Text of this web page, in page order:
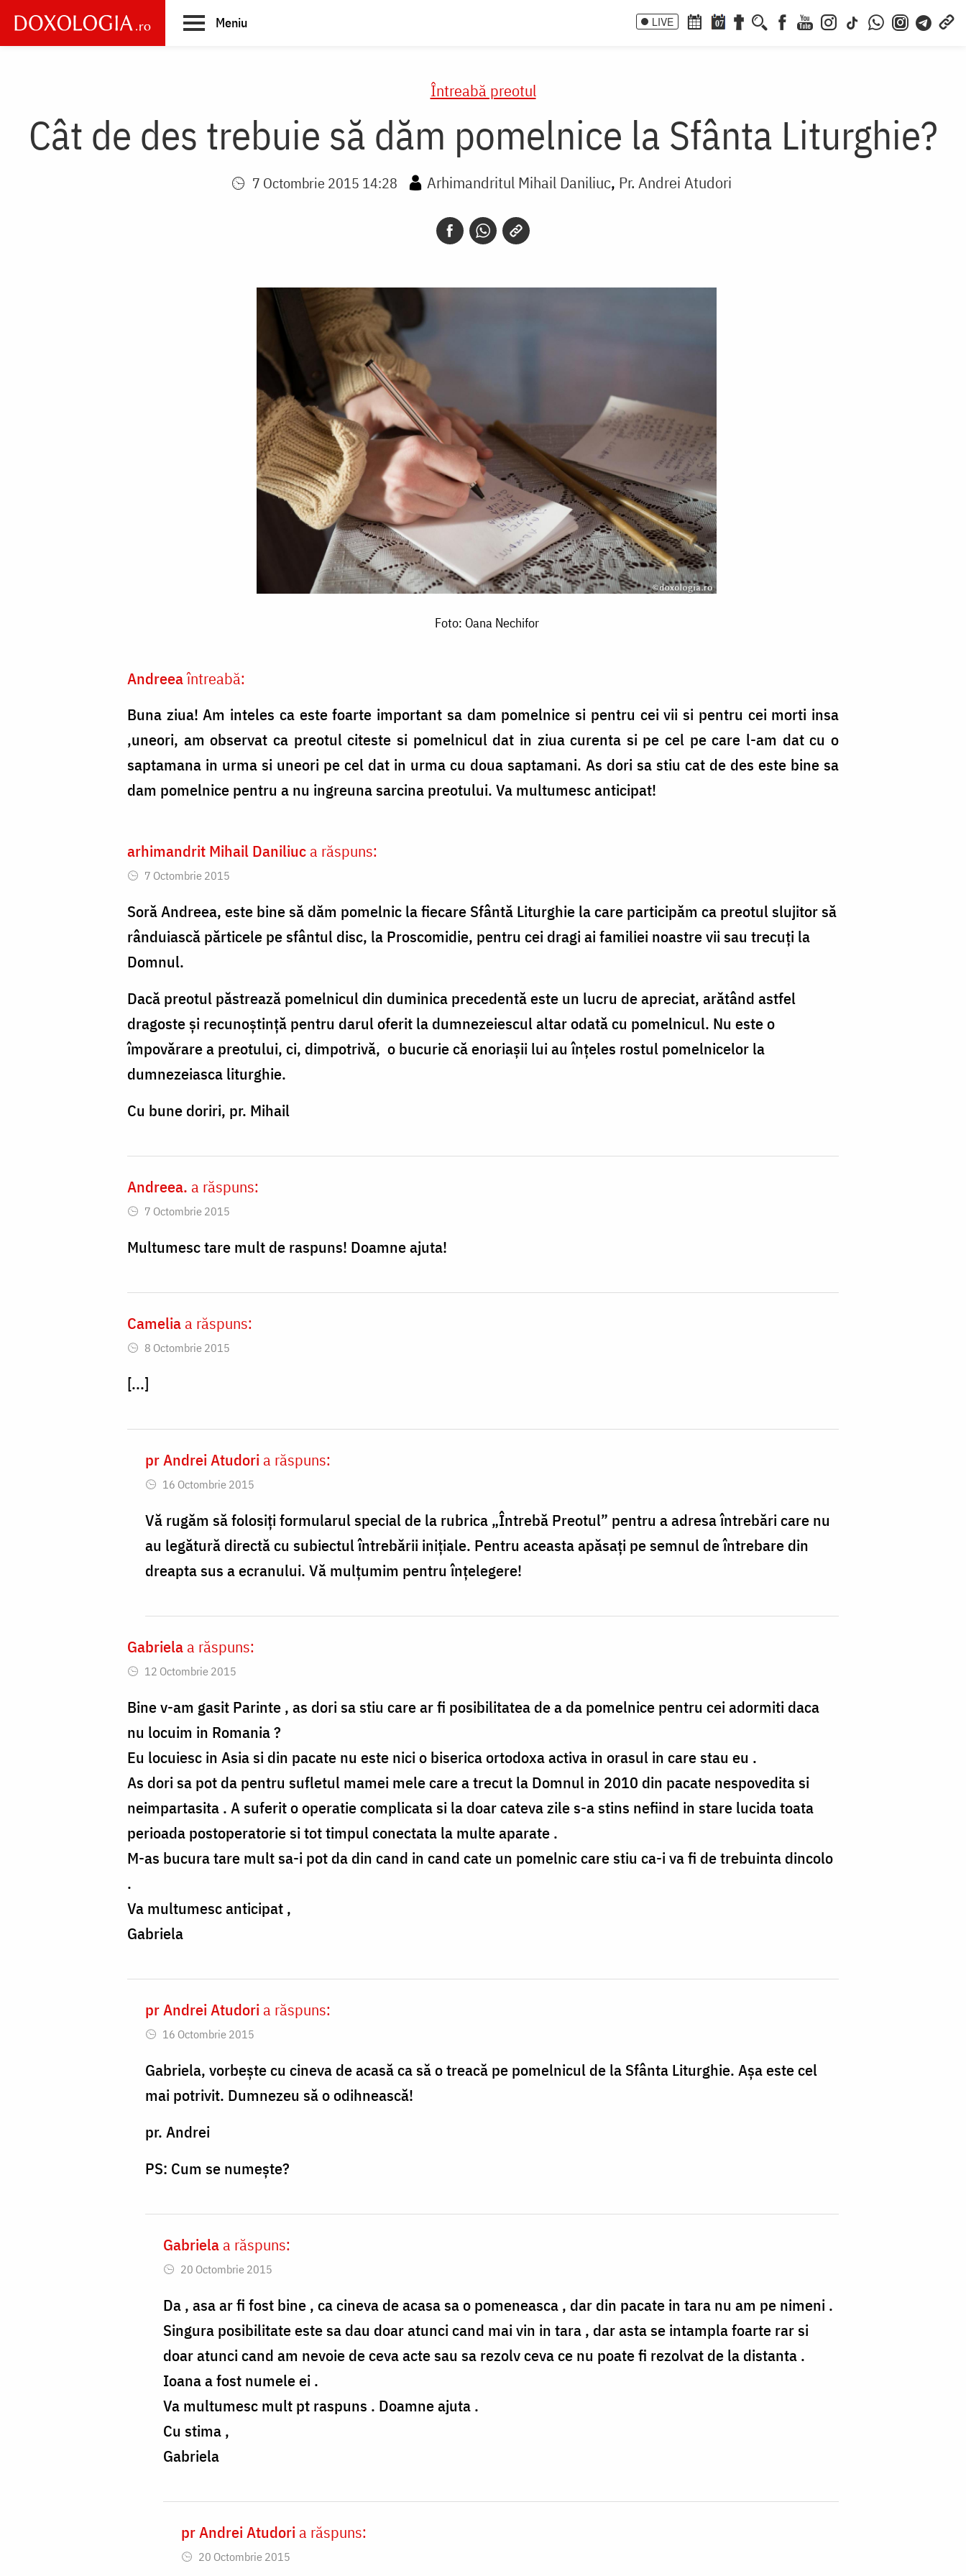
main
Meniu LIVE 07
Întreabă preotul
Cât de des trebuie să dăm pomelnice la Sfânta Liturghie?
7 Octombrie 2015 14:28 Arhimandritul Mihail Daniliuc Pr. Andrei Atudori
Foto: Oana Nechifor
Andreeaîntreabă:
Buna ziua! Am inteles ca este foarte important sa dam pomelnice si pentru cei vii si pentru cei morti insa
,uneori, am observat ca preotul citeste si pomelnicul dat in ziua curenta si pe cel pe care l-am dat cu o
saptamana in urma si uneori pe cel dat in urma cu doua saptamani. As dori sa stiu cat de des este bine sa
dam pomelnice pentru a nu ingreuna sarcina preotului. Va multumesc anticipat!
arhimandrit Mihail Daniliuc a răspuns:
7 Octombrie 2015
Soră Andreea, este bine să dăm pomelnic la fiecare Sfântă Liturghie la care participăm ca preotul slujitor să
rânduiască părticele pe sfântul disc, la Proscomidie, pentru cei dragi ai familiei noastre vii sau trecuți la
Domnul.
Dacă preotul păstrează pomelnicul din duminica precedentă este un lucru de apreciat, arătând astfel
dragoste și recunoștință pentru darul oferit la dumnezeiescul altar odată cu pomelnicul. Nu este o
împovărare a preotului, ci, dimpotrivă, o bucurie că enoriașii lui au înțeles rostul pomelnicelor la
dumnezeiasca liturghie.
Cu bune doriri, pr. Mihail
Andreea. a răspuns:
7 Octombrie 2015
Multumesc tare mult de raspuns! Doamne ajuta!
Camelia a răspuns:
8 Octombrie 2015
[...]
In
reply
to
Buna
ziua!
am
inteles
by
pr Andrei Atudori a răspuns:
16 Octombrie 2015
Vă rugăm să folosiți formularul special de la rubrica „Întrebă Preotul” pentru a adresa întrebări care nu
au legătură directă cu subiectul întrebării inițiale. Pentru aceasta apăsați pe semnul de întrebare din
dreapta sus a ecranului. Vă mulțumim pentru înțelegere!
Gabriela a răspuns:
12 Octombrie 2015
Bine v-am gasit Parinte , as dori sa stiu care ar fi posibilitatea de a da pomelnice pentru cei adormiti daca
nu locuim in Romania ?
Eu locuiesc in Asia si din pacate nu este nici o biserica ortodoxa activa in orasul in care stau eu .
As dori sa pot da pentru sufletul mamei mele care a trecut la Domnul in 2010 din pacate nespovedita si
neimpartasita . A suferit o operatie complicata si la doar cateva zile s-a stins nefiind in stare lucida toata
perioada postoperatorie si tot timpul conectata la multe aparate .
M-as bucura tare mult sa-i pot da din cand in cand cate un pomelnic care stiu ca-i va fi de trebuinta dincolo
.
Va multumesc anticipat ,
Gabriela
In
reply
to
Bine
am
gasit
,
Gabriela
pr Andrei Atudori a răspuns:
16 Octombrie 2015
Gabriela, vorbește cu cineva de acasă ca să o treacă pe pomelnicul de la Sfânta Liturghie. Așa este cel
mai potrivit. Dumnezeu să o odihnească!
pr. Andrei
PS: Cum se numește?
In
reply
to
Gabriela,
vorbește
cu
cineva
by
andrei.atudori
Gabriela a răspuns:
20 Octombrie 2015
Da , asa ar fi fost bine , ca cineva de acasa sa o pomeneasca , dar din pacate in tara nu am pe nimeni .
Singura posibilitate este sa dau doar atunci cand mai vin in tara , dar asta se intampla foarte rar si
doar atunci cand am nevoie de ceva acte sau sa rezolv ceva ce nu poate fi rezolvat de la distanta .
Ioana a fost numele ei .
Va multumesc mult pt raspuns . Doamne ajuta .
Cu stima ,
Gabriela
In
reply
pr Andrei Atudori a răspuns:
20 Octombrie 2015